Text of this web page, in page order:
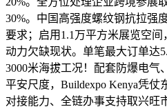
30%。中国高强度螺纹钢抗拉强
要求；启用1.1万平方米展览空
动力欠缺现状。单笔最大订单达
3000米海拔工况！配套防爆电气
平安尺度，Buildexpo Kenya凭
对接能力、全链办事支持取兴旺